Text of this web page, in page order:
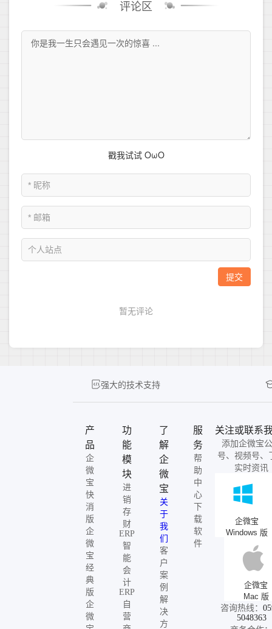
评论区
强大的技术支持
产
品
企
微
宝
快
消
版
企
微
宝
经
典
版
企
微
功
能
模
块
进
销
存
财
ERP
智
能
会
计
ERP
自
营
了
解
企
微
宝
关
于
我
们
客
户
案
例
解
决
方
服
务
帮
助
中
心
下
载
软
件
关注或联系
添加企微宝
号、视频号、
实时资讯
企微宝
Windows 版
企微宝
Mac 版
咨询热线：
5048363